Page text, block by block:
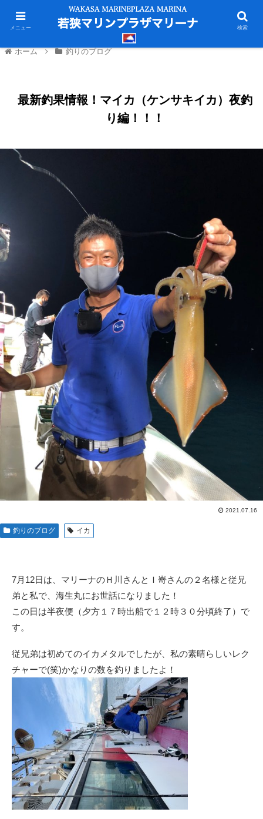
ホーム 釣りのブログ
最新釣果情報！マイカ（ケンサキイカ）夜釣
り編！！！
2021.07.16
釣りのブログ イカ
7月12日は、マリーナのＨ川さんとＩ嵜さんの２名様と従兄
弟と私で、海生丸にお世話になりました！
この日は半夜便（夕方１７時出船で１２時３０分頃終了）で
す。
従兄弟は初めてのイカメタルでしたが、私の素晴らしいレク
チャーで(笑)かなりの数を釣りましたよ！
メニュー 検索